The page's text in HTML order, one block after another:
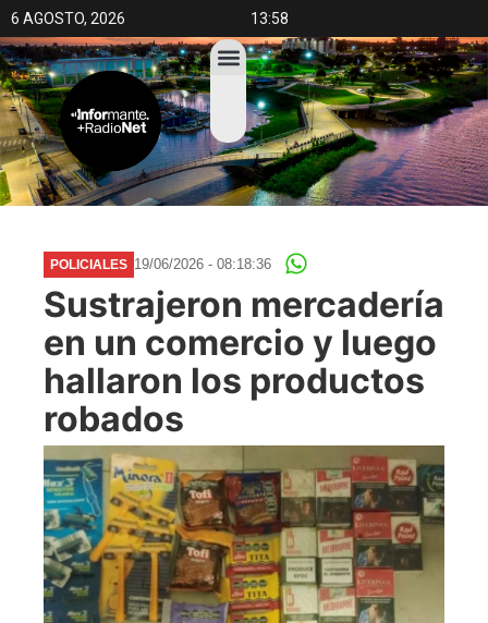
6 AGOSTO, 2026 13:58
POLICIALES 19/06/2026 - 08:18:36
Sustrajeron mercadería
en un comercio y luego
hallaron los productos
robados